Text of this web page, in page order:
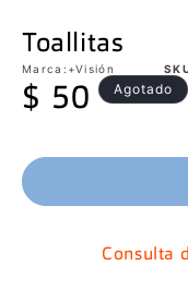
Toallitas
Marca: +Visión
Precio
habitual
$ 50 Agotado
Consulta